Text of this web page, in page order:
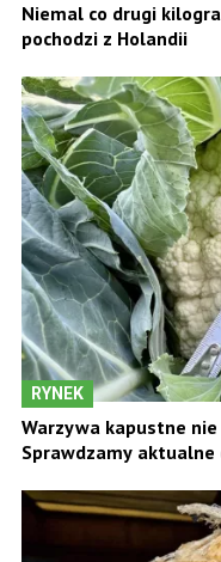
Niemal co drugi
pochodzi z Holandii
RYNEK
Warzywa kapustne
Sprawdzamy aktualne